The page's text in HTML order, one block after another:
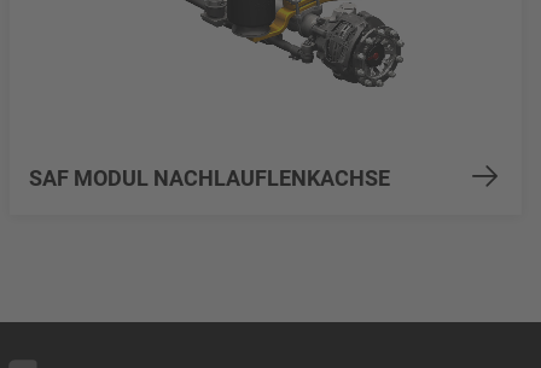
SAF MODUL NACHLAUFLENKACHSE